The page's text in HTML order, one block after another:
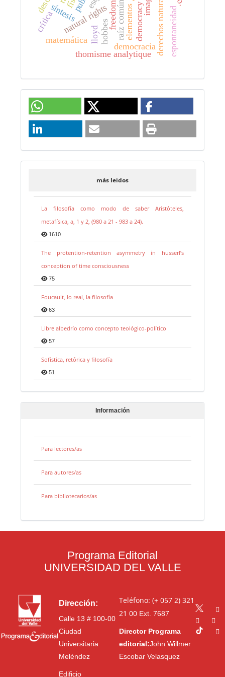
democracy
democracia
freedom derechos naturales
hobbes
natural rights espontaneidad
síntesis raíz común
lloyd
matemática elementos
thomisme analytique
crítica
más leidos
La filosofía como modo de saber Aristóteles,
metafísica, a, 1 y 2, (980 a 21 - 983 a 24).
1610
The protention-retention asymmetry in husserl’s
conception of time consciousness
75
Foucault, lo real, la filosofía
63
Libre albedrío como concepto teológico-político
57
Sofística, retórica y filosofía
51
Información
Para lectores/as
Para autores/as
Para bibliotecarios/as
Programa Editorial
UNIVERSIDAD DEL VALLE
Dirección:
Calle 13 # 100-00
Ciudad
Universitaria
Meléndez
Edificio
Teléfono: (+ 057 2) 321
21 00Ext. 7687
Director Programa
editorial:John Willmer
Escobar Velasquez